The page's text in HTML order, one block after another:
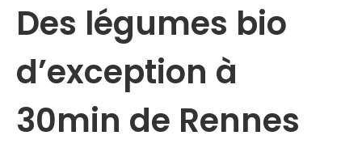
Des légumes bio
d’exception à
30min de Rennes